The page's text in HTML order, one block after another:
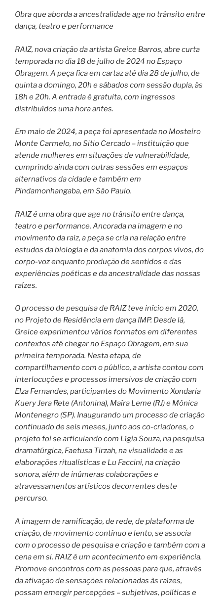
Obra que aborda a ancestralidade age no trânsito entre
dança, teatro e performance
RAIZ, nova criação da artista Greice Barros, abre curta
temporada no dia 18 de julho de 2024 no Espaço
Obragem. A peça fica em cartaz até dia 28 de julho, de
quinta a domingo, 20h e sábados com sessão dupla, às
18h e 20h. A entrada é gratuita, com ingressos
distribuídos uma hora antes.
Em maio de 2024, a peça foi apresentada no Mosteiro
Monte Carmelo, no Sitio Cercado – instituição que
atende mulheres em situações de vulnerabilidade,
cumprindo ainda com outras sessões em espaços
alternativos da cidade e também em
Pindamonhangaba, em São Paulo.
RAIZ é uma obra que age no trânsito entre dança,
teatro e performance. Ancorada na imagem e no
movimento da raiz, a peça se cria na relação entre
estudos da biologia e da anatomia dos corpos vivos, do
corpo-voz enquanto produção de sentidos e das
experiências poéticas e da ancestralidade das nossas
raízes.
O processo de pesquisa de RAIZ teve início em 2020,
no Projeto de Residência em dança IMP. Desde lá,
Greice experimentou vários formatos em diferentes
contextos até chegar no Espaço Obragem, em sua
primeira temporada. Nesta etapa, de
compartilhamento com o público, a artista contou com
interlocuções e processos imersivos de criação com
Elza Fernandes, participantes do Movimento Xondaria
Kuery Jera Rete (Antonina), Maíra Leme (RJ) e Mônica
Montenegro (SP). Inaugurando um processo de criação
continuado de seis meses, junto aos co-criadores, o
projeto foi se articulando com Lígia Souza, na pesquisa
dramatúrgica, Faetusa Tirzah, na visualidade e as
elaborações ritualísticas e Lu Faccini, na criação
sonora, além de inúmeras colaborações e
atravessamentos artísticos decorrentes deste
percurso.
A imagem de ramificação, de rede, de plataforma de
criação, de movimento contínuo e lento, se associa
com o processo de pesquisa e criação e também com a
cena em si. RAIZ é um acontecimento em experiência.
Promove encontros com as pessoas para que, através
da ativação de sensações relacionadas às raízes,
possam emergir percepções – subjetivas, políticas e